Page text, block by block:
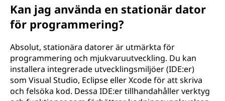
Kan jag använda en stationär dator
för programmering?
Absolut, stationära datorer är utmärkta för
programmering och mjukvaruutveckling. Du kan
installera integrerade utvecklingsmiljöer (IDE:er)
som Visual Studio, Eclipse eller Xcode för att skriva
och felsöka kod. Dessa IDE:er tillhandahåller verktyg